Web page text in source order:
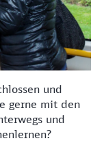
und
gerne mit den
und